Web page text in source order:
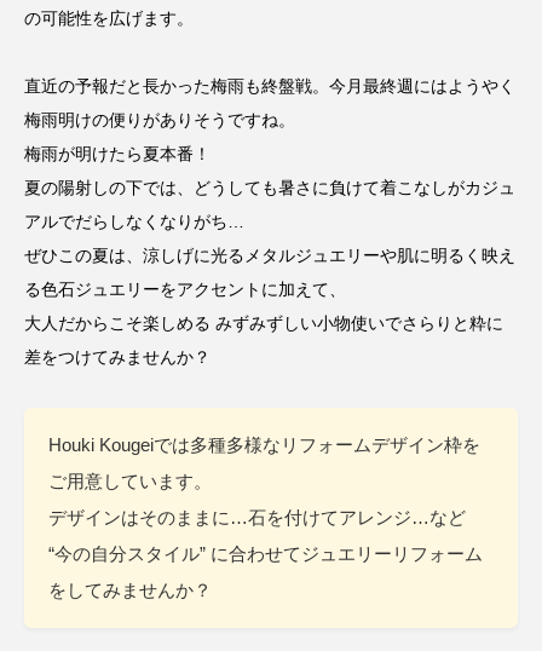
の可能性を広げます。
直近の予報だと長かった梅雨も終盤戦。今月最終週にはようやく
梅雨明けの便りがありそうですね。
梅雨が明けたら夏本番！
夏の陽射しの下では、どうしても暑さに負けて着こなしがカジュ
アルでだらしなくなりがち…
ぜひこの夏は、涼しげに光るメタルジュエリーや肌に明るく映え
る色石ジュエリーをアクセントに加えて、
大人だからこそ楽しめる みずみずしい小物使いでさらりと粋に
差をつけてみませんか？
Houki Kougeiでは多種多様なリフォームデザイン枠を
ご用意しています。
デザインはそのままに…石を付けてアレンジ…など
“今の自分スタイル” に合わせてジュエリーリフォーム
をしてみませんか？